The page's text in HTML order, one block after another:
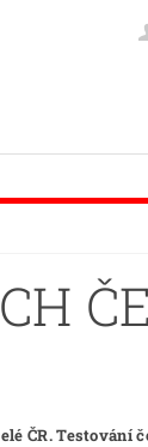
ČR. Testování